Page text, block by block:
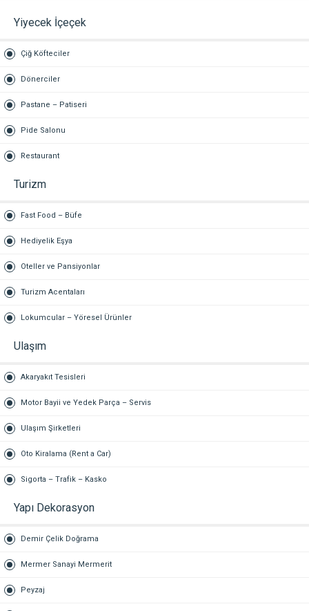
Yiyecek İçeçek
Çiğ Köfteciler
Dönerciler
Pastane – Patiseri
Pide Salonu
Restaurant
Turizm
Fast Food – Büfe
Hediyelik Eşya
Oteller ve Pansiyonlar
Turizm Acentaları
Lokumcular – Yöresel Ürünler
Ulaşım
Akaryakıt Tesisleri
Motor Bayii ve Yedek Parça – Servis
Ulaşım Şirketleri
Oto Kiralama (Rent a Car)
Sigorta – Trafik – Kasko
Yapı Dekorasyon
Demir Çelik Doğrama
Mermer Sanayi Mermerit
Peyzaj